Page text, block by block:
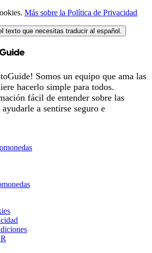
Más sobre la Política de Privacidad
texto que necesitas traducir al español.
Somos un equipo que ama las
hacerlo simple para todos.
fácil de entender sobre las
a sentirse seguro e